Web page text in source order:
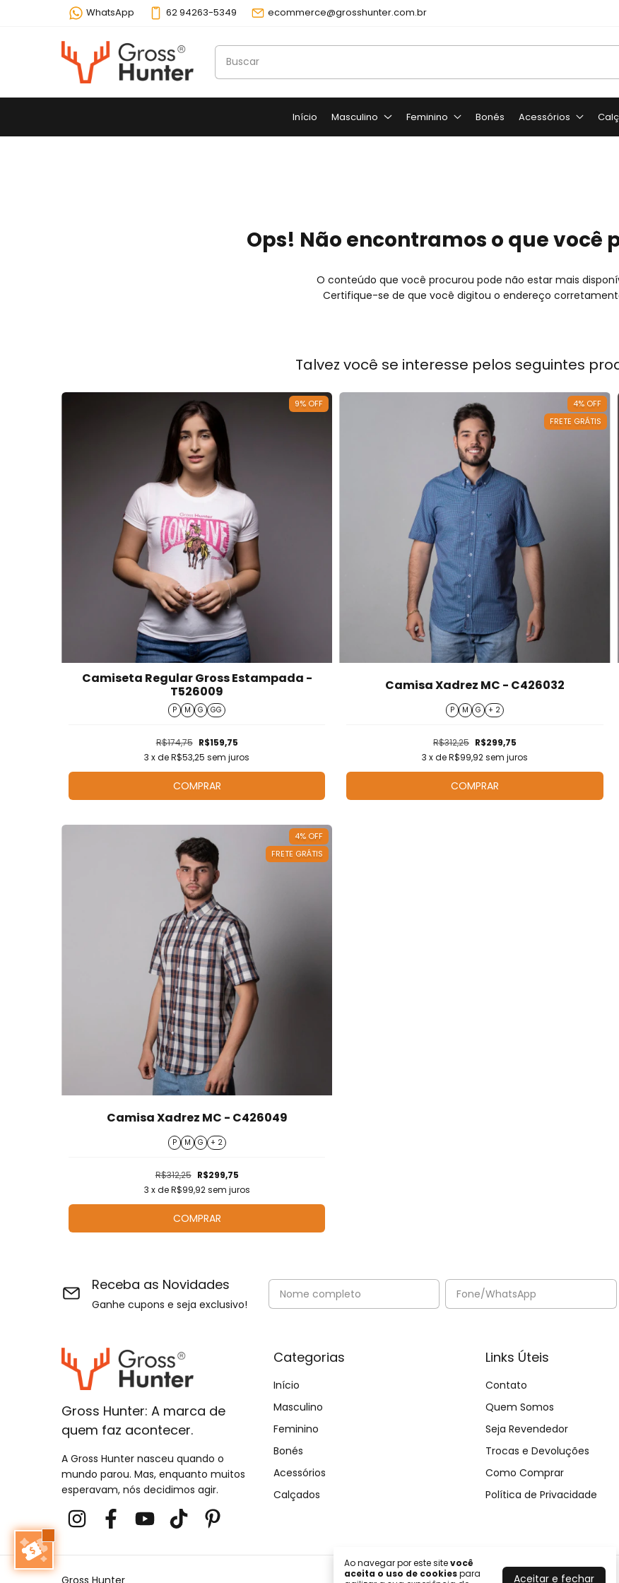
WhatsApp 62 94263-5349 ecommerce@grosshunter.com.br
Início Masculino Feminino Bonés Acessórios
Ao navegar por este sitevocê
aceita o uso de cookiespara
Aceitar e fechar
Ops! Não encontramos o que você
O conteúdo que você procurou pode não estar mais
Certifique-se de que você digitou o endereço
Talvez você se interesse pelos seguintes
9% OFF
Camiseta Regular Gross Estampada -
T526009
P M G GG
R$174,75 R$159,75
3 x deR$53,25 sem juros
COMPRAR
4% OFF
FRETE GRÁTIS
Camisa Xadrez MC - C426032
P M G + 2
R$312,25 R$299,75
3 x deR$99,92sem juros
COMPRAR
4% OFF
FRETE GRÁTIS
Camisa Xadrez MC - C426049
P M G + 2
R$312,25 R$299,75
3 x deR$99,92sem juros
COMPRAR
Receba as Novidades
Ganhe cupons e seja exclusivo!
Gross Hunter: A marca de
quem faz acontecer.
A Gross Hunter nasceu quando o
mundo parou. Mas, enquanto muitos
esperavam, nós decidimos agir.
Categorias
Início
Masculino
Feminino
Bonés
Acessórios
Calçados
Links Úteis
Contato
Quem Somos
Seja Revendedor
Trocas e Devoluções
Como Comprar
Política de Privacidade